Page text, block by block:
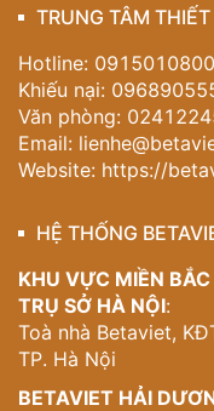
TRUNG TÂM
Hotline: 0915010800
Khiếu nại:
Văn phòng:
Email:
Website: https://
HỆ THỐNG
KHU VỰC MIỀN BẮC
TRỤ SỞ HÀ NỘI:
Toà nhà Betaviet,
TP. Hà Nội
BETAVIET HẢI